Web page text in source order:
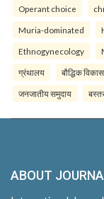
Operant choice
Muria-dominated
Ethnogynecology
ग्रंथालय बौद्धिक विकास
जनजातीय समुदाय
ABOUT